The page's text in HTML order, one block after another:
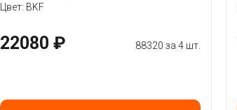
Цвет: BKF
22080 ₽ 88320 за 4 шт.